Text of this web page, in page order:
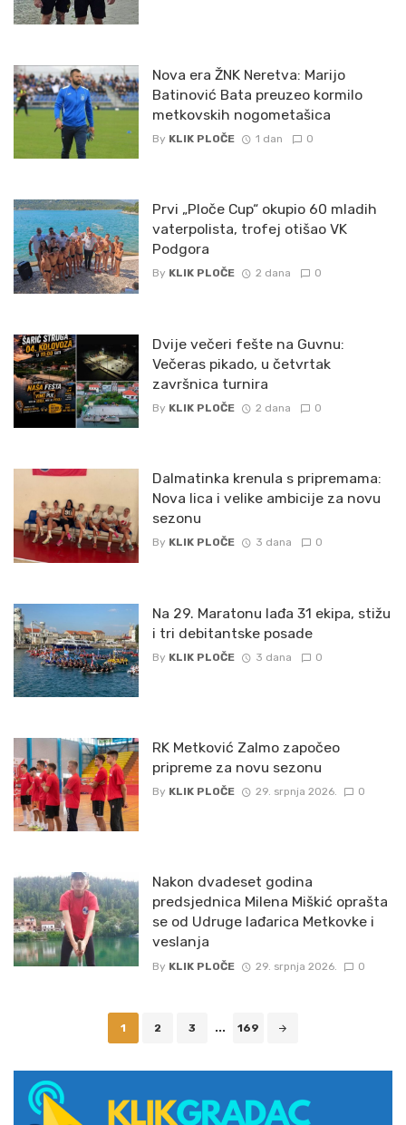
Nova era ŽNK Neretva: Marijo
Batinović Bata preuzeo kormilo
metkovskih nogometašica
By KLIK PLOČE 1 dan 0
Prvi „Ploče Cup“ okupio 60 mladih
vaterpolista, trofej otišao VK
Podgora
By KLIK PLOČE 2 dana 0
Dvije večeri fešte na Guvnu:
Večeras pikado, u četvrtak
završnica turnira
By KLIK PLOČE 2 dana 0
Dalmatinka krenula s pripremama:
Nova lica i velike ambicije za novu
sezonu
By KLIK PLOČE 3 dana 0
Na 29. Maratonu lađa 31 ekipa, stižu
i tri debitantske posade
By KLIK PLOČE 3 dana 0
RK Metković Zalmo započeo
pripreme za novu sezonu
By KLIK PLOČE 29. srpnja 2026. 0
Nakon dvadeset godina
predsjednica Milena Miškić oprašta
se od Udruge lađarica Metkovke i
veslanja
By KLIK PLOČE 29. srpnja 2026. 0
1 2 3 ... 169